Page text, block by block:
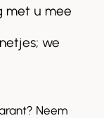
met u mee
we
Neem